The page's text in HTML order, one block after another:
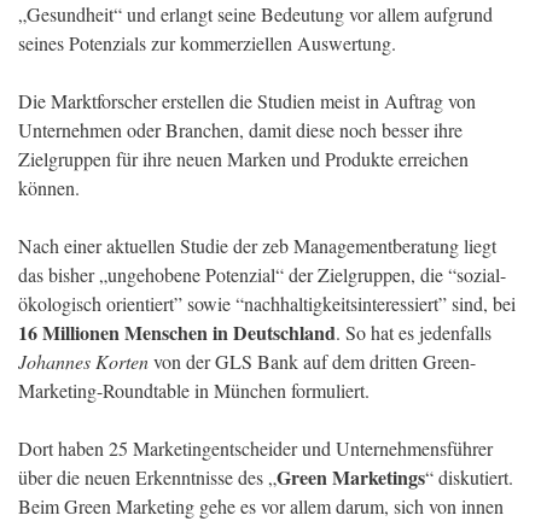
„Gesundheit“ und erlangt seine Bedeutung vor allem aufgrund
seines Potenzials zur kommerziellen Auswertung.
Die Marktforscher erstellen die Studien meist in Auftrag von
Unternehmen oder Branchen, damit diese noch besser ihre
Zielgruppen für ihre neuen Marken und Produkte erreichen
können.
Nach einer aktuellen Studie der zeb Managementberatung liegt
das bisher „ungehobene Potenzial“ der Zielgruppen, die “sozial-
ökologisch orientiert” sowie “nachhaltigkeitsinteressiert” sind, bei
16 Millionen Menschen in Deutschland. So hat es jedenfalls
Johannes Kortenvon der GLS Bank auf dem dritten Green-
Marketing-Roundtable in München formuliert.
Dort haben 25 Marketingentscheider und Unternehmensführer
über die neuen Erkenntnisse des „Green Marketings“ diskutiert.
Beim Green Marketing gehe es vor allem darum, sich von innen